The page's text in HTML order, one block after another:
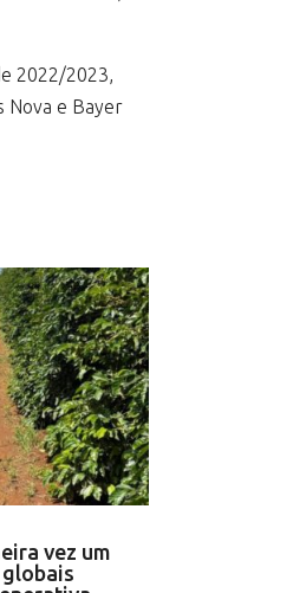
2022/2023,
Nova e Bayer
vez um